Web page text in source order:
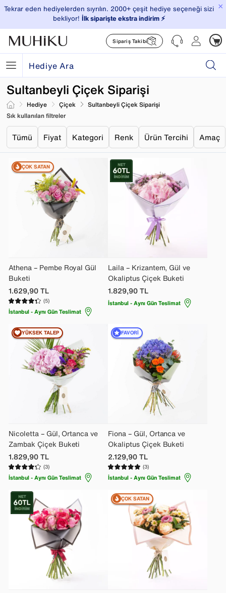
×
Tekrar eden hediyelerden sıyrılın. 2000+ çeşit hediye seçeneği sizi
bekliyor! İlk siparişte ekstra indirim ⚡️
Sipariş Takibi
Hediye Çiçek Sultanbeyli Çiçek Siparişi
Sultanbeyli Çiçek Siparişi
Sık kullanılan filtreler
Tümü Fiyat Kategori Renk Ürün Tercihi Amaç
Athena – Pembe Royal Gül
Buketi
1.629,90TL
(5)
İstanbul - Aynı Gün Teslimat
ÇOK SATAN
Laila – Krizantem, Gül ve
Okaliptus Çiçek Buketi
1.829,90TL
İstanbul - Aynı Gün Teslimat
Nicoletta – Gül, Ortanca ve
Zambak Çiçek Buketi
1.829,90TL
(3)
YÜKSEK TALEP
İstanbul - Aynı Gün Teslimat
Fiona – Gül, Ortanca ve
Okaliptus Çiçek Buketi
2.129,90TL
(3)
FAVORI
İstanbul - Aynı Gün Teslimat
ÇOK SATAN